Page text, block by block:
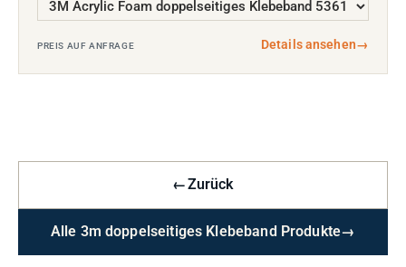
PREIS AUF ANFRAGE Details ansehen→
←Zurück
Alle 3m doppelseitiges Klebeband Produkte→